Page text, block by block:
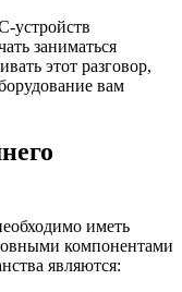
устройств
заниматься
этот разговор,
вам
иметь
компонентами
являются: